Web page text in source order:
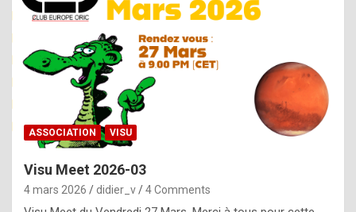
e
R
o
p
ASSOCIATION VISU
Visu Meet 2026-03
4 mars 2026 didier_v 4 Comments